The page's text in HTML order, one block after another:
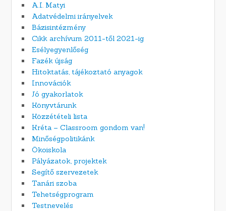
A.I. Matyi
Adatvédelmi irányelvek
Bázisintézmény
Cikk archívum 2011-től 2021-ig
Esélyegyenlőség
Fazék újság
Hitoktatás, tájékoztató anyagok
Innovációk
Jó gyakorlatok
Könyvtárunk
Közzétételi lista
Kréta – Classroom gondom van!
Minőségpolitikánk
Ökoiskola
Pályázatok, projektek
Segítő szervezetek
Tanári szoba
Tehetségprogram
Testnevelés